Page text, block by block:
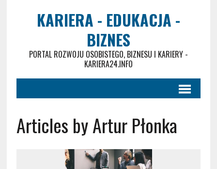
KARIERA - EDUKACJA -
BIZNES
PORTAL ROZWOJU OSOBISTEGO, BIZNESU I KARIERY -
KARIERA24.INFO
Articles by Artur Płonka